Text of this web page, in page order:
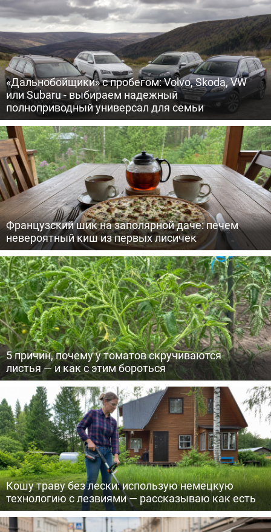
«Дальнобойщики» с пробегом: Volvo, Skoda, VW
или Subaru - выбираем надежный
полноприводный универсал для семьи
Французский шик на заполярной даче: печем
невероятный киш из первых лисичек
5 причин, почему у томатов скручиваются
листья — и как с этим бороться
Кошу траву без лески: использую немецкую
технологию с лезвиями — рассказываю как есть